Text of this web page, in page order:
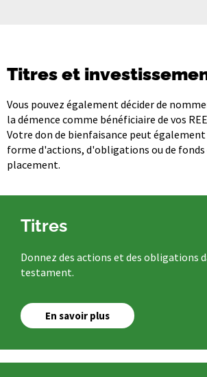
Titres et
Vous pouvez également décider de
la démence comme bénéficiaire de vos
Votre don de bienfaisance peut
forme d'actions, d'obligations ou de fonds
placement.
Titres
Donnez des actions et des obligations
testament.
En savoir plus